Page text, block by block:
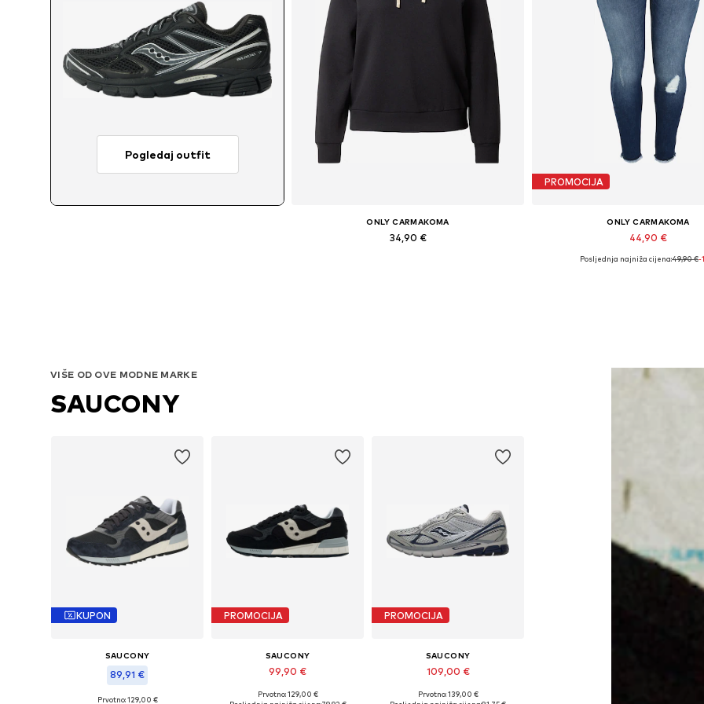
Pogledaj outfit
ONLY CARMAKOMA
34,90 €
PROMOCIJA
ONLY CARMAKOMA
44,90 €
Dostupno u više veličina
Posljednja najniža cijena:49,90 €-
VIŠE OD OVE MODNE MARKE
SAUCONY
KUPON
SAUCONY
89,91 €
Prvotno: 129,00 €
PROMOCIJA
SAUCONY
99,90 €
Dostupno u više veličina
Prvotno: 129,00 €
PROMOCIJA
SAUCONY
109,00 €
Dostupne veličine: 38,5
Prvotno: 139,00 €